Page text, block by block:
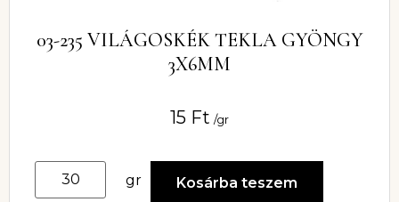
03-235 VILÁGOSKÉK TEKLA GYÖNGY
3X6MM
15 Ft /gr
gr Kosárba teszem